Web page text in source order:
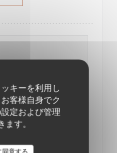
キーを利用し
客様自身でク
定および管理
ます。
同意する